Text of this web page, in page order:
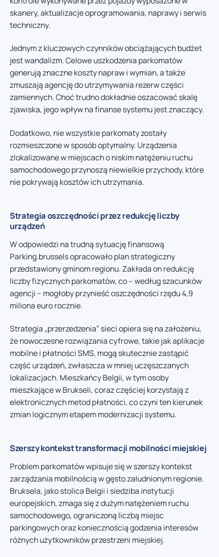
skanery, aktualizacje oprogramowania, naprawy i serwis
techniczny.
Jednym z kluczowych czynników obciążających budżet
jest wandalizm. Celowe uszkodzenia parkomatów
generują znaczne koszty napraw i wymian, a także
zmuszają agencję do utrzymywania rezerw części
zamiennych. Choć trudno dokładnie oszacować skalę
zjawiska, jego wpływ na finanse systemu jest znaczący.
Dodatkowo, nie wszystkie parkomaty zostały
rozmieszczone w sposób optymalny. Urządzenia
zlokalizowane w miejscach o niskim natężeniu ruchu
samochodowego przynoszą niewielkie przychody, które
nie pokrywają kosztów ich utrzymania.
Strategia oszczędności przez redukcję liczby
urządzeń
W odpowiedzi na trudną sytuację finansową
Parking.brussels opracowało plan strategiczny
przedstawiony gminom regionu. Zakłada on redukcję
liczby fizycznych parkomatów, co – według szacunków
agencji – mogłoby przynieść oszczędności rzędu 4,9
miliona euro rocznie.
Strategia „przerzedzenia” sieci opiera się na założeniu,
że nowoczesne rozwiązania cyfrowe, takie jak aplikacje
mobilne i płatności SMS, mogą skutecznie zastąpić
część urządzeń, zwłaszcza w mniej uczęszczanych
lokalizacjach. Mieszkańcy Belgii, w tym osoby
mieszkające w Brukseli, coraz częściej korzystają z
elektronicznych metod płatności, co czyni ten kierunek
zmian logicznym etapem modernizacji systemu.
Szerszy kontekst transformacji mobilności miejskiej
Problem parkomatów wpisuje się w szerszy kontekst
zarządzania mobilnością w gęsto zaludnionym regionie.
Bruksela, jako stolica Belgii i siedziba instytucji
europejskich, zmaga się z dużym natężeniem ruchu
samochodowego, ograniczoną liczbą miejsc
parkingowych oraz koniecznością godzenia interesów
różnych użytkowników przestrzeni miejskiej.